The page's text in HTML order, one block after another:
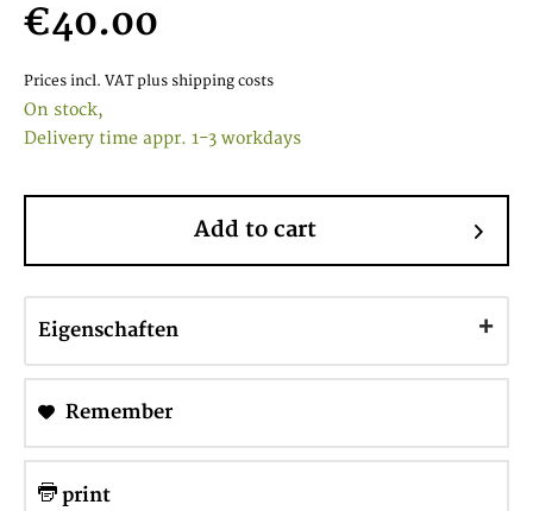
€40.00
Prices incl. VAT plus shipping costs
On stock,
Delivery time appr. 1-3 workdays
Add to cart
Eigenschaften
Remember
print